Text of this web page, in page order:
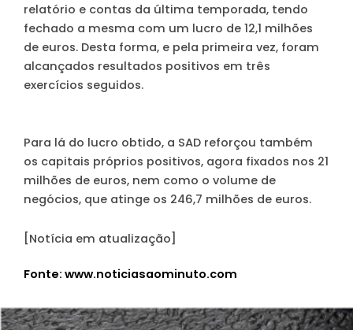
relatório e contas da última temporada, tendo
fechado a mesma com um lucro de 12,1 milhões
de euros. Desta forma, e pela primeira vez, foram
alcançados resultados positivos em três
exercícios seguidos.
Para lá do lucro obtido, a SAD reforçou também
os capitais próprios positivos, agora fixados nos 21
milhões de euros, nem como o volume de
negócios, que atinge os 246,7 milhões de euros.
[Notícia em atualização]
Fonte: www.noticiasaominuto.com